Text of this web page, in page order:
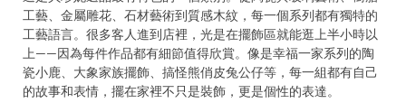
工藝、金屬雕花、石材藝術到質感木紋，每一個系列都有獨特的
工藝語言。很多客人進到店裡，光是在擺飾區就能逛上半小時以
上——因為每件作品都有細節值得欣賞。像是幸福一家系列的陶
瓷小鹿、大象家族擺飾、搞怪熊俏皮兔公仔等，每一組都有自己
的故事和表情，擺在家裡不只是裝飾，更是個性的表達。